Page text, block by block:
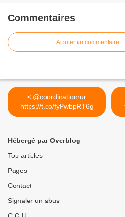
Commentaires
Ajouter un commentaire
< @coordinationrur
https://t.co/fyPwbpRT6g
Hébergé par Overblog
Top articles
Pages
Contact
Signaler un abus